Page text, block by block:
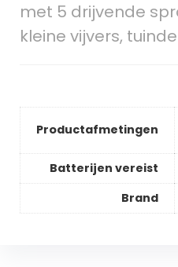
met 5 drijvende
kleine vijvers,
Productafmetingen
Batterijen vereist
Brand